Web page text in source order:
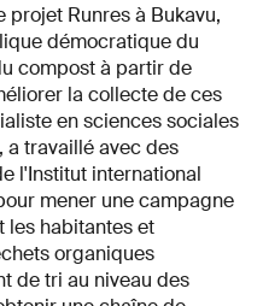
projet Runres à Bukavu,
démocratique du
compost à partir de
la collecte de ces
en sciences sociales
a travaillé avec des
l'Institut international
mener une campagne
les habitantes et
organiques
de tri au niveau des